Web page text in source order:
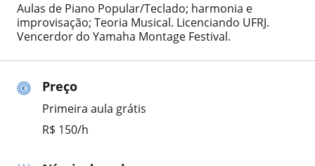
Preço
Primeira aula grátis
R$ 150/h
Aulas de Piano Popular/Teclado; harmonia e
improvisação; Teoria Musical. Licenciando UFRJ.
Vencerdor do Yamaha Montage Festival.